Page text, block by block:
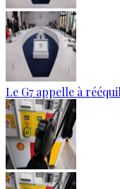
Le G7 appelle à